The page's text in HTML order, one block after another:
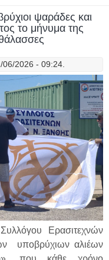
ψαράδες και
το μήνυμα της
06/2026 - 09:24.
Ερασιτεχνών
υποβρύχιων αλιέων